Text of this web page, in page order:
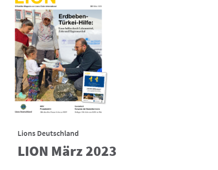
Lions Deutschland
LION März 2023